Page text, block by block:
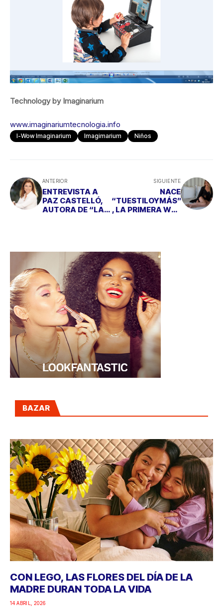
Technology by Imaginarium
www.imaginariumtecnologia.info
I-Wow Imaginarium Imagimarium Niños
ANTERIOR
ENTREVISTA A
PAZ CASTELLÓ,
AUTORA DE “LA
SIGUIENTE
NACE
“TUESTILOYMÁS”
, LA PRIMERA WEB
BAZAR
CON LEGO, LAS FLORES DEL DÍA DE LA
MADRE DURAN TODA LA VIDA
14 ABRIL, 2026